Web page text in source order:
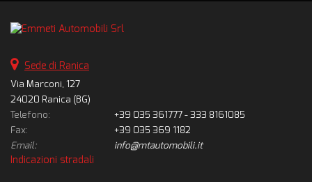
Sede di Ranica
Via Marconi, 127
24020 Ranica (BG)
Telefono:
+39 035 361777 - 333 8161085
Fax:
+39 035 369 1182
Email:
info@mtautomobili.it
Indicazioni stradali